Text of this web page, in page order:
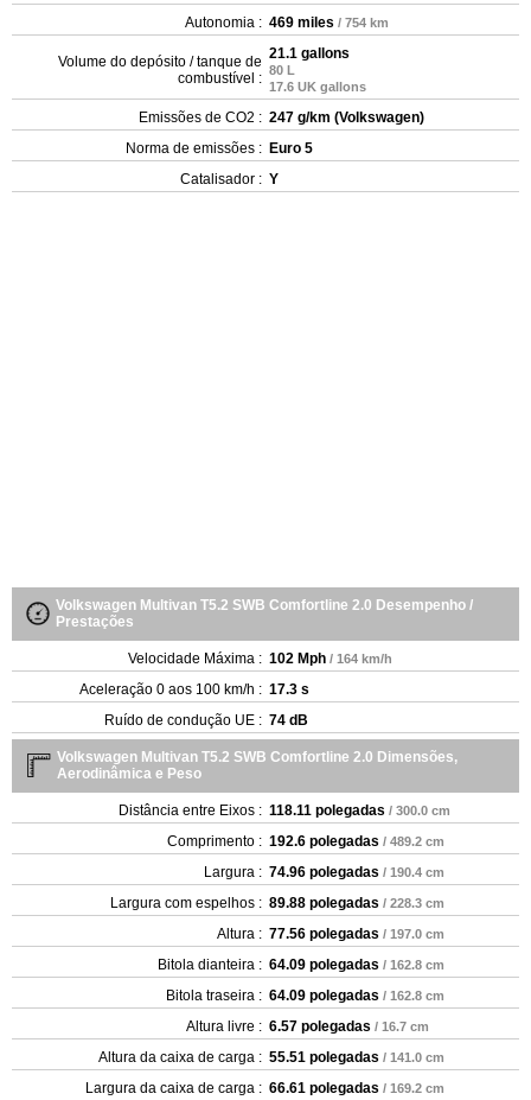
Autonomia : 469 miles / 754 km
Volume do depósito / tanque de
combustível :
21.1 gallons
80 L
17.6 UK gallons
Emissões de CO2 : 247 g/km (Volkswagen)
Norma de emissões : Euro 5
Catalisador : Y
Volkswagen Multivan T5.2 SWB Comfortline 2.0 Desempenho /
Prestações
Velocidade Máxima : 102 Mph / 164 km/h
Aceleração 0 aos 100 km/h : 17.3 s
Ruído de condução UE : 74 dB
Volkswagen Multivan T5.2 SWB Comfortline 2.0 Dimensões,
Aerodinâmica e Peso
Distância entre Eixos : 118.11 polegadas / 300.0 cm
Comprimento : 192.6 polegadas / 489.2 cm
Largura : 74.96 polegadas / 190.4 cm
Largura com espelhos : 89.88 polegadas / 228.3 cm
Altura : 77.56 polegadas / 197.0 cm
Bitola dianteira : 64.09 polegadas / 162.8 cm
Bitola traseira : 64.09 polegadas / 162.8 cm
Altura livre : 6.57 polegadas / 16.7 cm
Altura da caixa de carga : 55.51 polegadas / 141.0 cm
Largura da caixa de carga : 66.61 polegadas / 169.2 cm